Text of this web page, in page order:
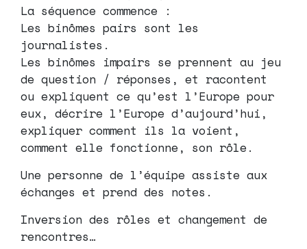
La séquence commence :
Les binômes pairs sont les
journalistes.
Les binômes impairs se prennent au jeu
de question / réponses, et racontent
ou expliquent ce qu’est l’Europe pour
eux, décrire l’Europe d’aujourd’hui,
expliquer comment ils la voient,
comment elle fonctionne, son rôle.
Une personne de l’équipe assiste aux
échanges et prend des notes.
Inversion des rôles et changement de
rencontres…